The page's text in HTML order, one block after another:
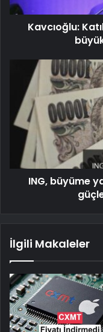
Kavcıoğlu:
ING, büyüme
İlgili Makaleler